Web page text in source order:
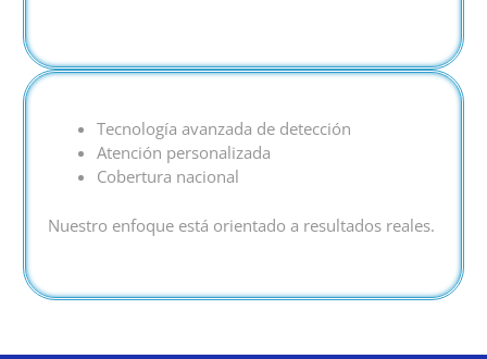
Tecnología avanzada de detección
Atención personalizada
Cobertura nacional
Nuestro enfoque está orientado a resultados reales.